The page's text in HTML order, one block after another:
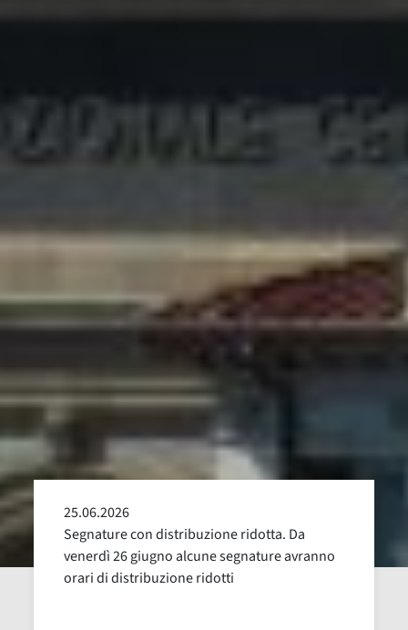
25.06.2026
Segnature con distribuzione ridotta. Da
venerdì 26 giugno alcune segnature avranno
orari di distribuzione ridotti